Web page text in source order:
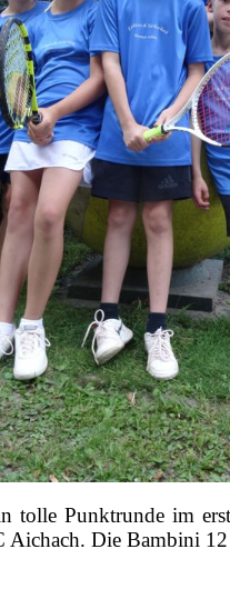
tolle Punktrunde im
Aichach. Die Bambini